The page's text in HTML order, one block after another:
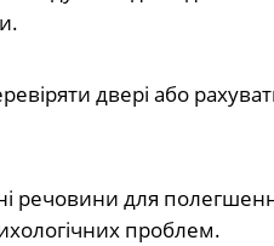
двері або
речовини для
проблем.